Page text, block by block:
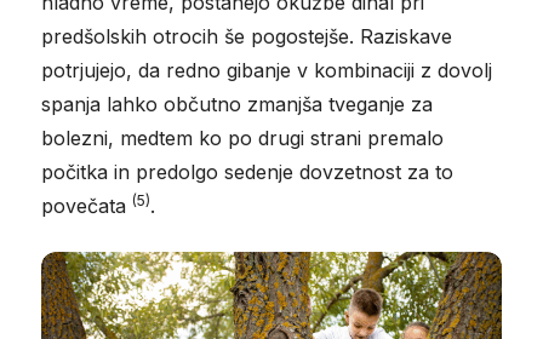
predšolskih otrocih še pogostejše. Raziskave
potrjujejo, da redno gibanje v kombinaciji z dovolj
spanja lahko občutno zmanjša tveganje za
bolezni, medtem ko po drugi strani premalo
počitka in predolgo sedenje dovzetnost za to
povečata (5).